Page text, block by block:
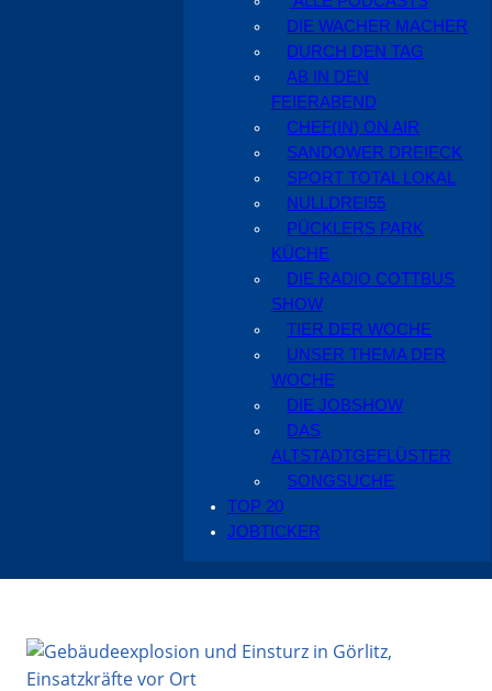
DIE WACHER MACHER
DURCH DEN TAG
AB IN DEN
FEIERABEND
CHEF(IN) ON AIR
SANDOWER DREIECK
SPORT TOTAL LOKAL
NULLDREI55
PÜCKLERS PARK
KÜCHE
DIE RADIO COTTBUS
SHOW
TIER DER WOCHE
UNSER THEMA DER
WOCHE
DIE JOBSHOW
DAS
ALTSTADTGEFLÜSTER
SONGSUCHE
TOP 20
JOBTICKER